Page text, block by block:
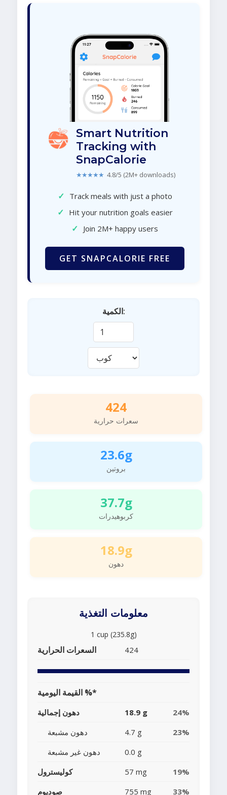
Smart Nutrition
Tracking with
SnapCalorie
★★★★★ 4.8/5 (2M+ downloads)
✓ Track meals with just a photo
✓ Hit your nutrition goals easier
✓ Join 2M+ happy users
GET SNAPCALORIE FREE
الكمية:
424
سعرات حرارية
23.6g
بروتين
37.7g
كربوهيدرات
18.9g
دهون
معلومات التغذية
1 cup (235.8g)
السعرات الحرارية 424
القيمة اليومية %*
دهون إجمالية 18.9 g
24%
دهون مشبعة
4.7 g
23%
دهون غير مشبعة
0.0 g
كوليسترول
57 mg
19%
صوديوم
755 mg 33%